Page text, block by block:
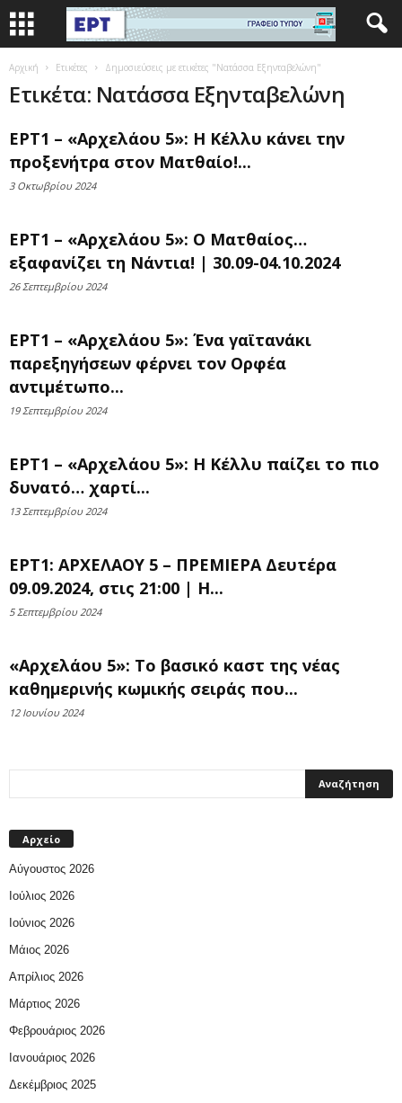
Αρχική Ετικέτες Δημοσιεύσεις με ετικέτες "Νατάσσα Εξηνταβελώνη"
Ετικέτα: Νατάσσα Εξηνταβελώνη
ΕΡΤ1 – «Αρχελάου 5»: Η Κέλλυ κάνει την
προξενήτρα στον Ματθαίο!...
3 Οκτωβρίου 2024
ΕΡΤ1 – «Αρχελάου 5»: Ο Ματθαίος…
εξαφανίζει τη Νάντια! | 30.09-04.10.2024
26 Σεπτεμβρίου 2024
ΕΡΤ1 – «Αρχελάου 5»: Ένα γαϊτανάκι
παρεξηγήσεων φέρνει τον Ορφέα
αντιμέτωπο...
19 Σεπτεμβρίου 2024
ΕΡΤ1 – «Αρχελάου 5»: Η Κέλλυ παίζει το πιο
δυνατό… χαρτί...
13 Σεπτεμβρίου 2024
ΕΡΤ1: ΑΡΧΕΛΑΟΥ 5 – ΠΡΕΜΙΕΡΑ Δευτέρα
09.09.2024, στις 21:00 | Η...
5 Σεπτεμβρίου 2024
«Αρχελάου 5»: Το βασικό καστ της νέας
καθημερινής κωμικής σειράς που...
12 Ιουνίου 2024
Αρχείο
Αύγουστος 2026
Ιούλιος 2026
Ιούνιος 2026
Μάιος 2026
Απρίλιος 2026
Μάρτιος 2026
Φεβρουάριος 2026
Ιανουάριος 2026
Δεκέμβριος 2025